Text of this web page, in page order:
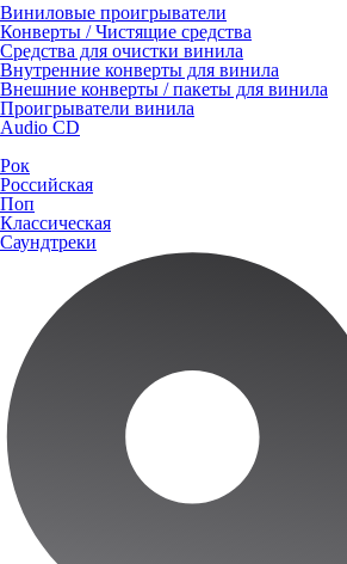
Виниловые проигрыватели
Конверты / Чистящие средства
Средства для очистки винила
Внутренние конверты для винила
Внешние конверты / пакеты для винила
Проигрыватели винила
Audio CD
Рок
Российская
Поп
Классическая
Саундтреки